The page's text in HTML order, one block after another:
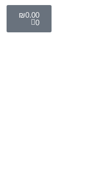
₪0.00
0